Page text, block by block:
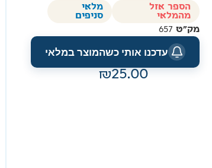
הספר אזל
מהמלאי
מלאי
סניפים
מק"ט 657
עדכנו אותי כשהמוצר במלאי
25.00